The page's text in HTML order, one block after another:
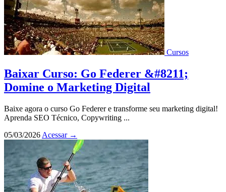
Cursos
Baixar Curso: Go Federer &#8211;
Domine o Marketing Digital
Baixe agora o curso Go Federer e transforme seu marketing digital!
Aprenda SEO Técnico, Copywriting ...
05/03/2026 Acessar →